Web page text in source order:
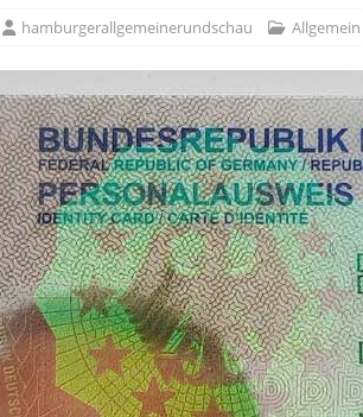
hamburgerallgemeinerundschau Allgemein